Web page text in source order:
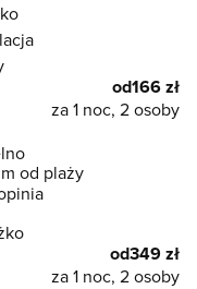
od166 zł
za 1 noc, 2 osoby
od plaży
od349 zł
za 1 noc, 2 osoby